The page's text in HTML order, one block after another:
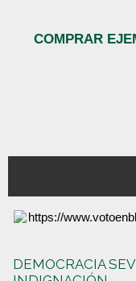
COMPRAR
DEMOCRACIA